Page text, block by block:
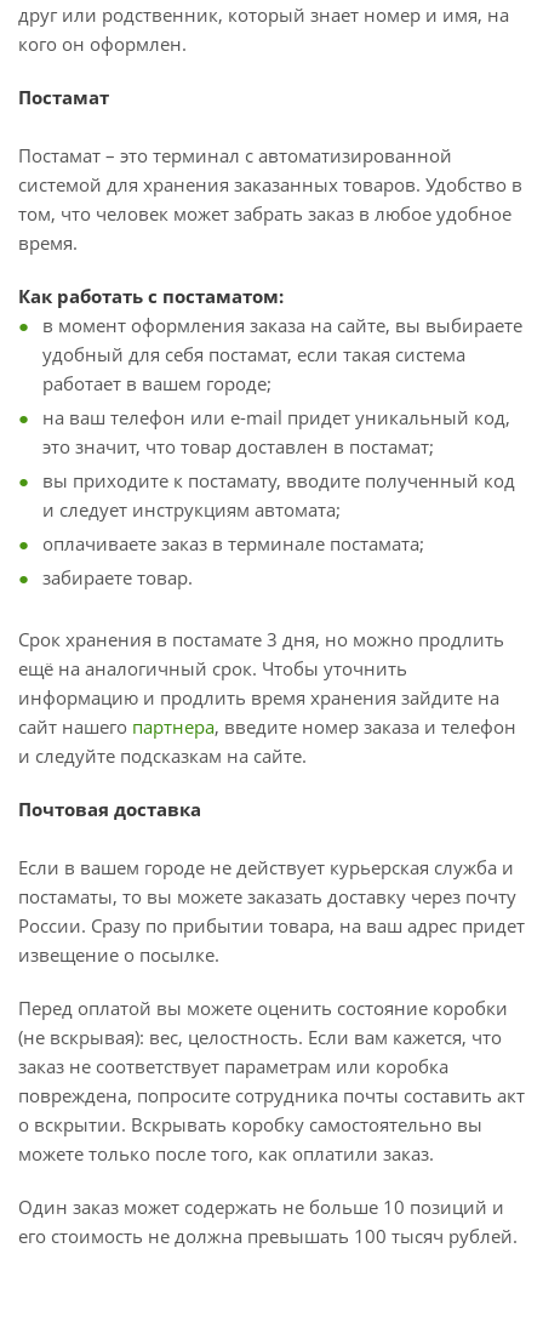
друг или родственник, который знает номер и имя, на
кого он оформлен.
Постамат
Постамат – это терминал с автоматизированной
системой для хранения заказанных товаров. Удобство в
том, что человек может забрать заказ в любое удобное
время.
Как работать с постаматом:
в момент оформления заказа на сайте, вы выбираете
удобный для себя постамат, если такая система
работает в вашем городе;
на ваш телефон или e-mail придет уникальный код,
это значит, что товар доставлен в постамат;
вы приходите к постамату, вводите полученный код
и следует инструкциям автомата;
оплачиваете заказ в терминале постамата;
забираете товар.
Срок хранения в постамате 3 дня, но можно продлить
ещё на аналогичный срок. Чтобы уточнить
информацию и продлить время хранения зайдите на
сайт нашего партнера, введите номер заказа и телефон
и следуйте подсказкам на сайте.
Почтовая доставка
Если в вашем городе не действует курьерская служба и
постаматы, то вы можете заказать доставку через почту
России. Сразу по прибытии товара, на ваш адрес придет
извещение о посылке.
Перед оплатой вы можете оценить состояние коробки
(не вскрывая): вес, целостность. Если вам кажется, что
заказ не соответствует параметрам или коробка
повреждена, попросите сотрудника почты составить акт
о вскрытии. Вскрывать коробку самостоятельно вы
можете только после того, как оплатили заказ.
Один заказ может содержать не больше 10 позиций и
его стоимость не должна превышать 100 тысяч рублей.